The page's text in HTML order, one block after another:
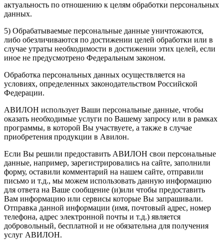
актуальность по отношению к целям обработки персональных
данных.
5) Обрабатываемые персональные данные уничтожаются,
либо обезличиваются по достижении целей обработки или в
случае утраты необходимости в достижении этих целей, если
иное не предусмотрено Федеральным законом.
Обработка персональных данных осуществляется на
условиях, определенных законодательством Российской
Федерации.
АВИЛОН использует Ваши персональные данные, чтобы
оказать необходимые услуги по Вашему запросу или в рамках
программы, в которой Вы участвуете, а также в случае
приобретения продукции в Авилон.
Если Вы решили предоставить АВИЛОН свои персональные
данные, например, зарегистрировались на сайте, заполнили
форму, оставили комментарий на нашем сайте, отправили
письмо и т.д., мы можем использовать данную информацию
для ответа на Ваше сообщение (и)или чтобы предоставить
Вам информацию или сервисы которые Вы запрашивали.
Отправка данной информации (имя, почтовый адрес, номер
телефона, адрес электронной почты и т.д.) является
добровольный, бесплатной и не обязательна для получения
услуг АВИЛОН.